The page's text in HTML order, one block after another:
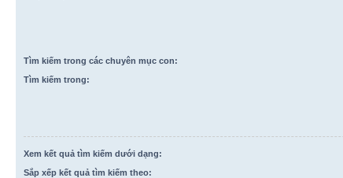
Tìm kiếm trong các chuyên mục con:
Tìm kiếm trong:
Xem kết quả tìm kiếm dưới dạng:
Sắp xếp kết quả tìm kiếm theo: